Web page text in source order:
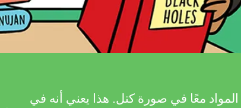
معًا في صورة كتل. هذا يعني أنه في